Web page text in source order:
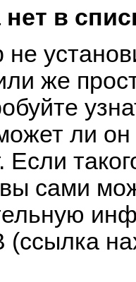
в
же
ли
Если
сами
(ссылка